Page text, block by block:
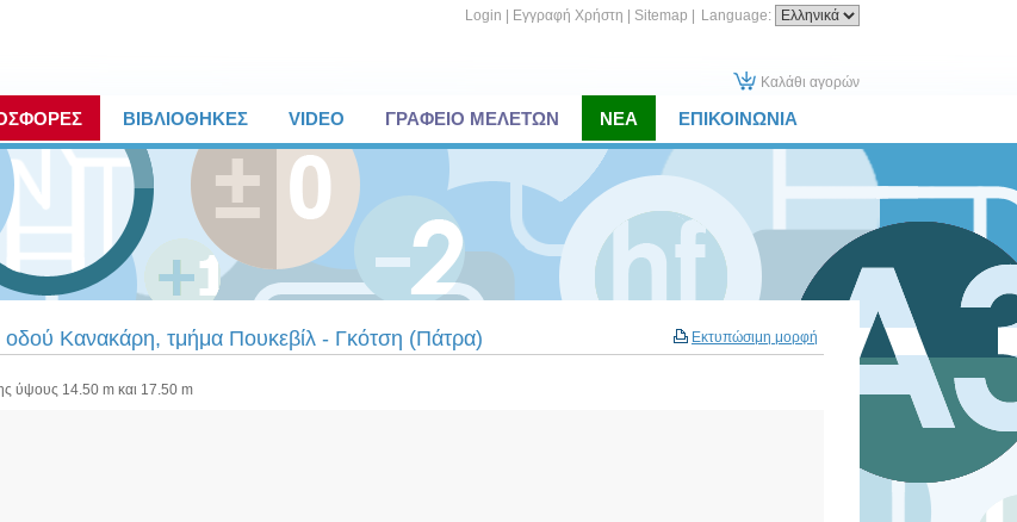
Language:
Login Εγγραφή Χρήστη Sitemap
Καλάθι αγορών
ΒΙΒΛΙΟΘΗΚΕΣ VIDEO ΓΡΑΦΕΙΟ ΜΕΛΕΤΩΝ ΝΕΑ ΕΠΙΚΟΙΝΩΝΙΑ
Εκτυπώσιμη μορφή
οδού Κανακάρη, τμήμα Πουκεβίλ - Γκότση (Πάτρα)
ύψους 14.50 m και 17.50 m